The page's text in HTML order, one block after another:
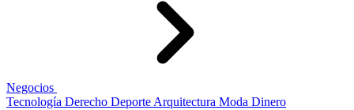
Negocios
Tecnología Derecho Deporte Arquitectura Moda Dinero